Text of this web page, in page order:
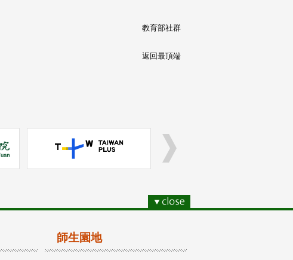
教育部社群
返回最頂端
師生園地